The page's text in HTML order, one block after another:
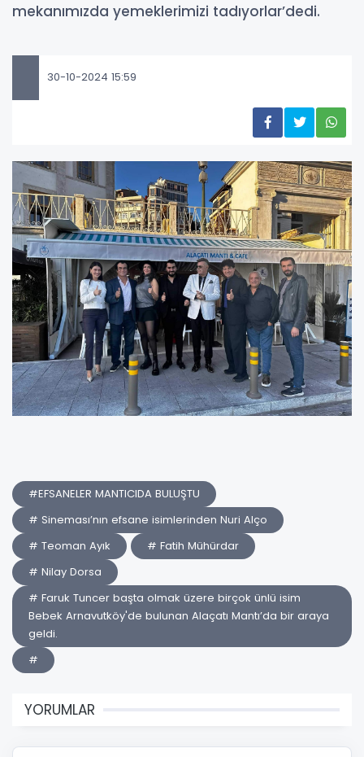
mekanımızda yemeklerimizi tadıyorlar’dedi.
30-10-2024 15:59
#EFSANELER MANTICIDA BULUŞTU
# Sineması’nın efsane isimlerinden Nuri Alço
# Teoman Ayık
# Fatih Mühürdar
# Nilay Dorsa
# Faruk Tuncer başta olmak üzere birçok ünlü isim
Bebek Arnavutköy'de bulunan Alaçatı Mantı’da bir araya
geldi.
#
YORUMLAR